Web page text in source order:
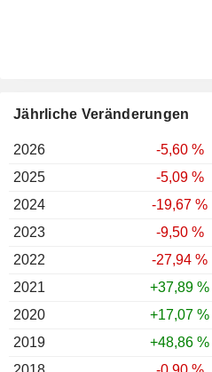
Jährliche Veränderungen
2026
-5,60 %
2025
-5,09 %
2024
-19,67 %
2023
-9,50 %
2022
-27,94 %
2021
+37,89 %
2020
+17,07 %
2019
+48,86 %